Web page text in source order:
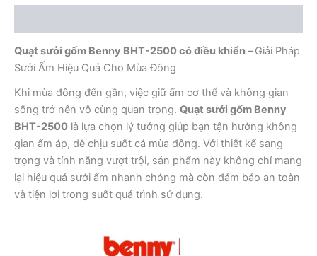
số
Quạt sưởi gốm Benny BHT-2500 có điều khiển –Giải Pháp
Sưởi Ấm Hiệu Quả Cho Mùa Đông
Khi mùa đông đến gần, việc giữ ấm cơ thể và không gian
sống trở nên vô cùng quan trọng. Quạt sưởi gốm Benny
BHT-2500 là lựa chọn lý tưởng giúp bạn tận hưởng không
gian ấm áp, dễ chịu suốt cả mùa đông. Với thiết kế sang
trọng và tính năng vượt trội, sản phẩm này không chỉ mang
lại hiệu quả sưởi ấm nhanh chóng mà còn đảm bảo an toàn
và tiện lợi trong suốt quá trình sử dụng.